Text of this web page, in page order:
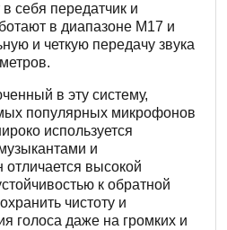
себя передатчик и
в диапазоне M17 и
и четкую передачу звука
в эту систему,
популярных микрофонов
используется
и
высокой
к обратной
чистоту и
голоса даже на громких и